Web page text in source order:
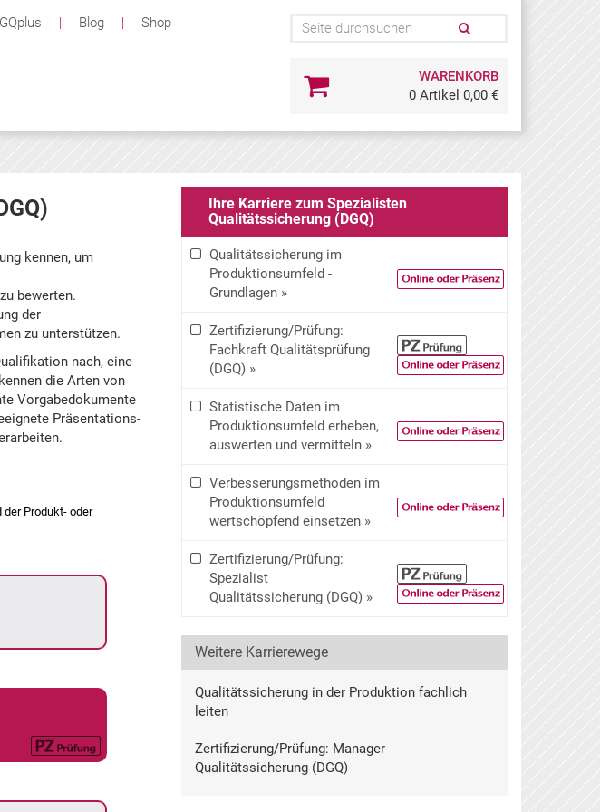
| Blog | Shop
WARENKORB
0 Artikel 0,00 €
kennen, um
bewerten.
der
zu unterstützen.
nach, eine
die Arten von
Vorgabedokumente
Präsentations-
Produkt- oder
Ihre Karriere zum Spezialisten
Qualitätssicherung (DGQ)
Qualitätssicherung im
Produktionsumfeld -
Grundlagen »
Zertifizierung/Prüfung:
Fachkraft Qualitätsprüfung
(DGQ) »
Statistische Daten im
Produktionsumfeld erheben,
auswerten und vermitteln »
Verbesserungsmethoden im
Produktionsumfeld
wertschöpfend einsetzen »
Zertifizierung/Prüfung:
Spezialist
Qualitätssicherung (DGQ) »
Weitere Karrierewege
Qualitätssicherung in der Produktion fachlich
leiten
Zertifizierung/Prüfung: Manager
Qualitätssicherung (DGQ)